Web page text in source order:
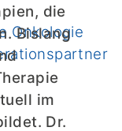
Onkologie
die
Bislang
im
Dr.